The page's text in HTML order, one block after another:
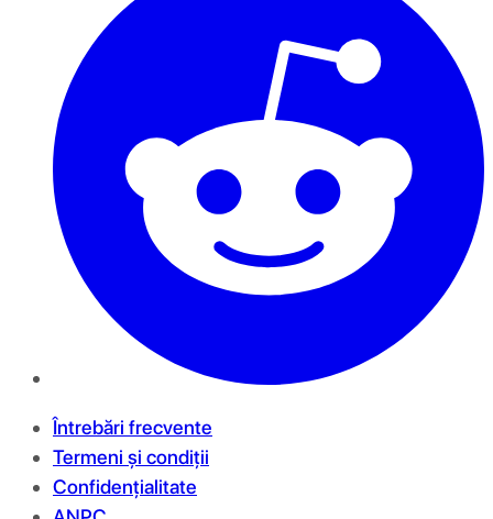
Întrebări frecvente
Termeni și condiții
Confidențialitate